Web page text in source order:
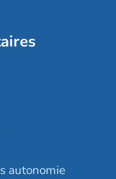
autonomie